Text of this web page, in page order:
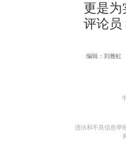
更是为
评论员
编辑：刘雅虹
违法和不良信息举